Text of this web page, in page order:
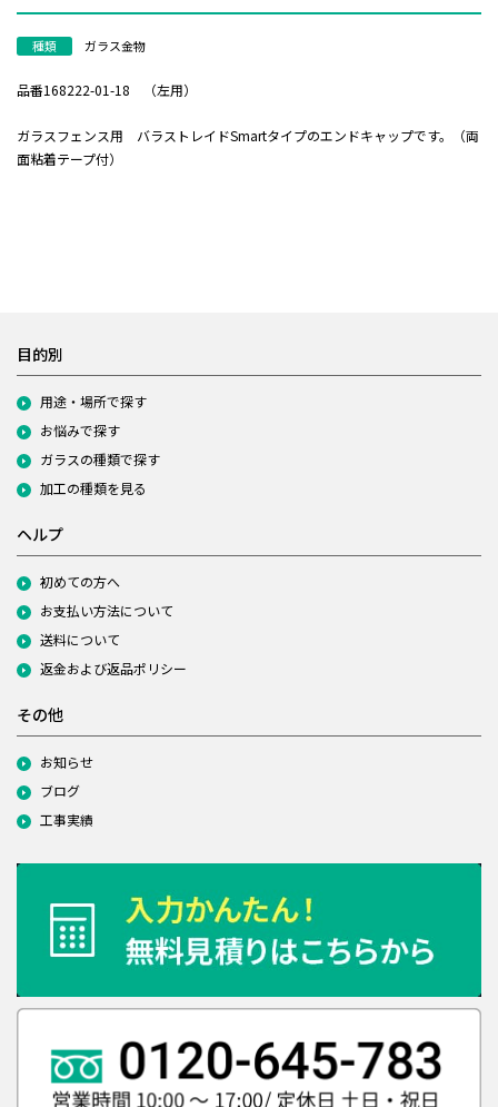
種類 ガラス金物
品番168222-01-18 （左用）
ガラスフェンス用 バラストレイドSmartタイプのエンドキャップです。（両
面粘着テープ付）
目的別
用途・場所で探す
お悩みで探す
ガラスの種類で探す
加工の種類を見る
ヘルプ
初めての方へ
お支払い方法について
送料について
返金および返品ポリシー
その他
お知らせ
ブログ
工事実績